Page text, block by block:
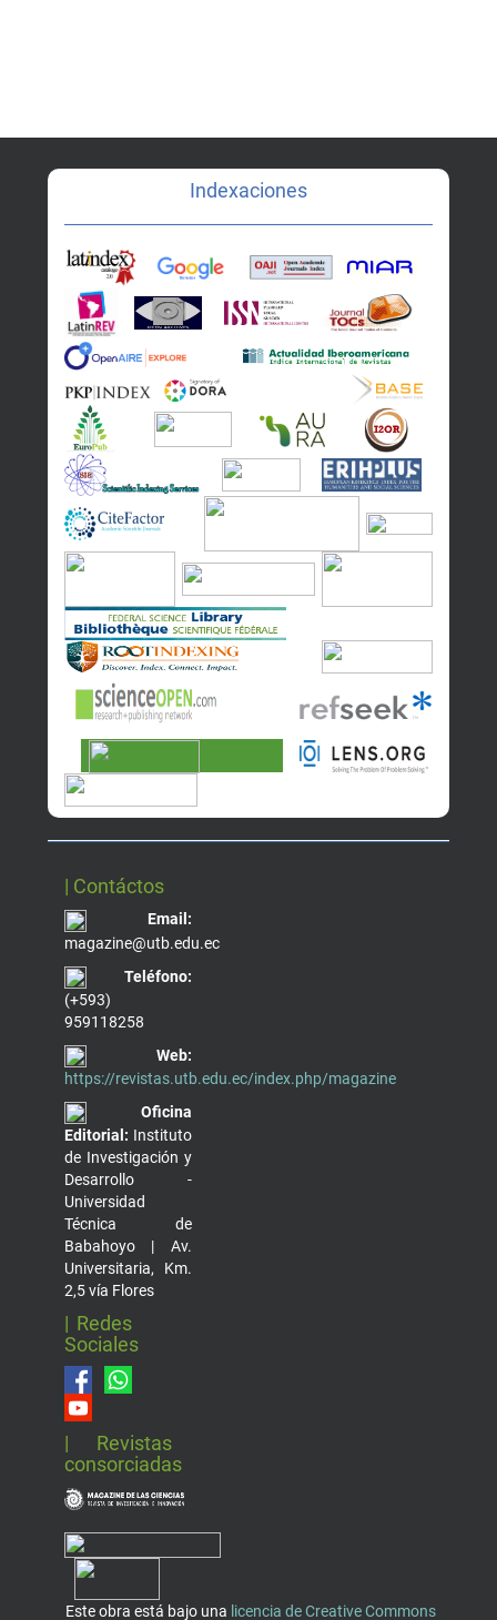
Indexaciones
| Contáctos
Email:
magazine@utb.edu.ec
Teléfono:
(+593)
959118258
Web:
https://revistas.utb.edu.ec/index.php/magazine
Oficina
Editorial: Instituto
de Investigación y
Desarrollo -
Universidad
Técnica de
Babahoyo | Av.
Universitaria, Km.
2,5 vía Flores
| Redes
Sociales
| Revistas
consorciadas
Este obra está bajo una licencia de Creative Commons